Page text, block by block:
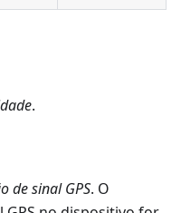
.
de sinal GPS. O